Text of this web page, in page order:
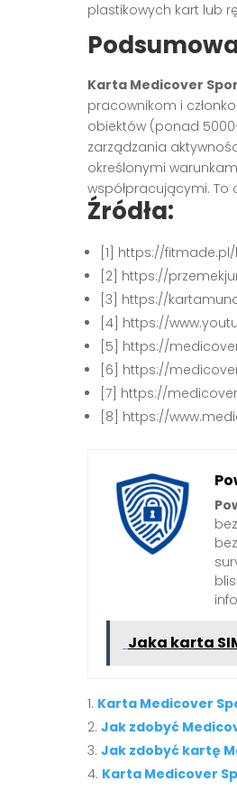
plastikowych kart lub
Karta Medicover
pracownikom i
obiektów (ponad
zarządzania
określonymi
współpracującymi.
Źródła:
[1] https://
[2] https://
[3] https://
[4] https://
[5] https://
[6] https://
[7] https://
[8] https://
Jaka karta
Karta Medicover
Jak zdobyć
Jak zdobyć kartę
Karta Medicover